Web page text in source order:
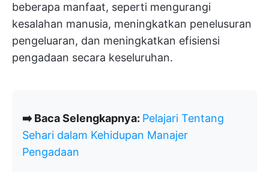
beberapa manfaat, seperti mengurangi
kesalahan manusia, meningkatkan penelusuran
pengeluaran, dan meningkatkan efisiensi
pengadaan secara keseluruhan.
➡️ Baca Selengkapnya: Pelajari Tentang
Sehari dalam Kehidupan Manajer
Pengadaan